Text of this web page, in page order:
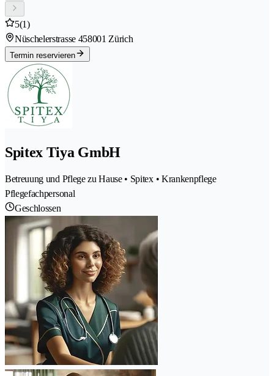
5(1)
Nüschelerstrasse 458001 Zürich
Termin reservieren
Spitex Tiya GmbH
Betreuung und Pflege zu Hause • Spitex • Krankenpflege
Pflegefachpersonal
Geschlossen